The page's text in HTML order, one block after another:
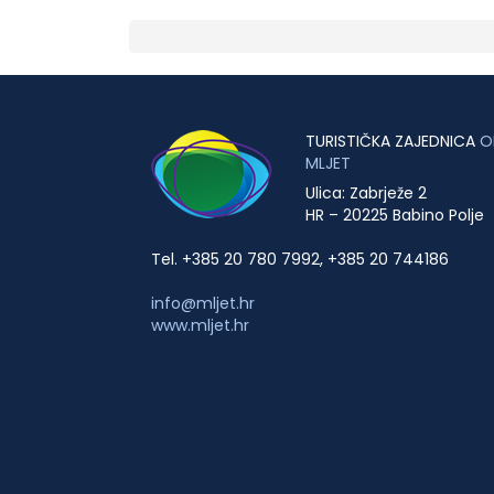
TURISTIČKA ZAJEDNICA
MLJET
Ulica: Zabrježe 2
HR – 20225 Babino Polje
Tel. +385 20 780 7992, +385 20 744186
info@mljet.hr
www.mljet.hr